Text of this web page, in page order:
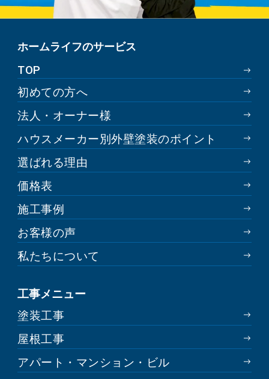
ホームライフのサービス
TOP
初めての方へ
法人・オーナー様
ハウスメーカー別外壁塗装のポイント
選ばれる理由
価格表
施工事例
お客様の声
私たちについて
工事メニュー
塗装工事
屋根工事
アパート・マンション・ビル